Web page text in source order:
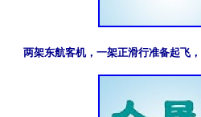
两架东航客机，一架正滑行准备起飞